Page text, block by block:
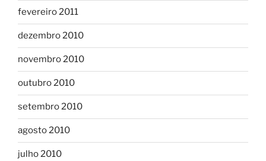
fevereiro 2011
dezembro 2010
novembro 2010
outubro 2010
setembro 2010
agosto 2010
julho 2010